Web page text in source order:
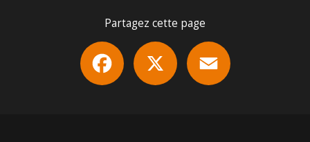
Partagez cette page
Facebook